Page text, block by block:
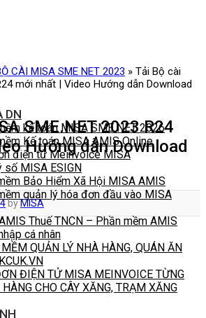
DN
kế toán MISA SME NET 2026
Kế toán MISA AMIS Online
điện tử Meinvoice MISA
số MISA ESIGN
Bảo Hiểm Xã Hội MISA AMIS
quản lý hóa đơn đầu vào MISA
Thuế TNCN – Phần mềm AMIS
cá nhân
QUẢN LÝ NHÀ HÀNG, QUÁN ĂN
ĐIỆN TỬ MISA MEINVOICE TỪNG
CHO CÂY XĂNG, TRẠM XĂNG
CÀI MISA SME NET 2023 » Tải Bộ cài
mới nhất | Video Hướng dẫn Download
SME.NET 2023 R24
Hướng dẫn Download
byMISA